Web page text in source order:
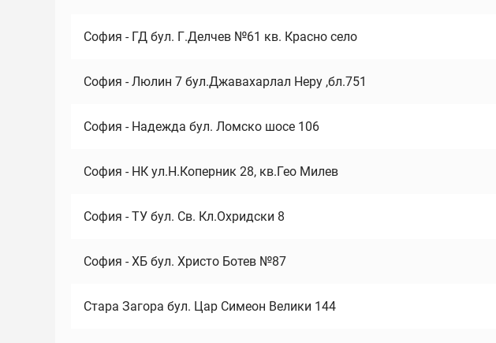
София - ГД бул. Г.Делчев №61 кв. Красно село
София - Люлин 7 бул.Джавахарлал Неру ,бл.751
София - Надежда бул. Ломско шосе 106
София - НК ул.Н.Коперник 28, кв.Гео Милев
София - ТУ бул. Св. Кл.Охридски 8
София - ХБ бул. Христо Ботев №87
Стара Загора бул. Цар Симеон Велики 144